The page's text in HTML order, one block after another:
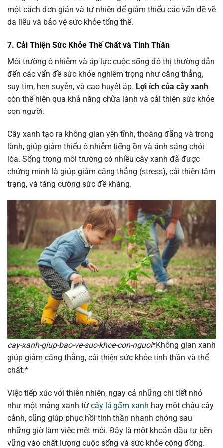
một cách đơn giản và tự nhiên để giảm thiểu các vấn đề về
da liễu và bảo vệ sức khỏe tổng thể.
7. Cải Thiện Sức Khỏe Thể Chất và Tinh Thần
Môi trường ô nhiễm và áp lực cuộc sống đô thị thường dẫn
đến các vấn đề sức khỏe nghiêm trọng như căng thẳng,
suy tim, hen suyễn, và cao huyết áp. Lợi ích của cây xanh
còn thể hiện qua khả năng chữa lành và cải thiện sức khỏe
con người.
Cây xanh tạo ra không gian yên tĩnh, thoáng đãng và trong
lành, giúp giảm thiểu ô nhiễm tiếng ồn và ánh sáng chói
lóa. Sống trong môi trường có nhiều cây xanh đã được
chứng minh là giúp giảm căng thẳng (stress), cải thiện tâm
trạng, và tăng cường sức đề kháng.
cay-xanh-giup-bao-ve-suc-khoe-con-nguoi*Không gian xanh
giúp giảm căng thẳng, cải thiện sức khỏe tinh thần và thể
chất.*
Việc tiếp xúc với thiên nhiên, ngay cả những chi tiết nhỏ
như một mảng xanh từ cây lá gấm xanh hay một chậu cây
cảnh, cũng giúp phục hồi tinh thần nhanh chóng sau
những giờ làm việc mệt mỏi. Đây là một khoản đầu tư bền
vững vào chất lượng cuộc sống và sức khỏe cộng đồng.